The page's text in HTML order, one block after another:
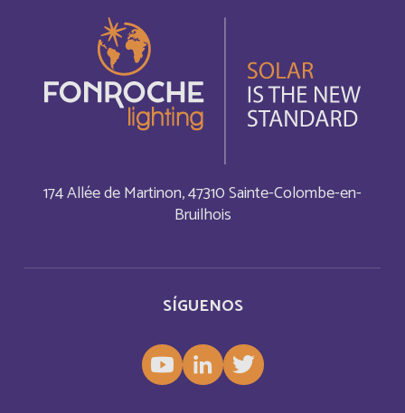
SÍGUENOS
174 Allée de Martinon, 47310 Sainte-Colombe-en-
Bruilhois
Bonaire, Sint Eustatius and Saba
Bosnia and Herzegovina Inglés
Français
British Indian Ocean Territory
Brunei Darussalam Inglés